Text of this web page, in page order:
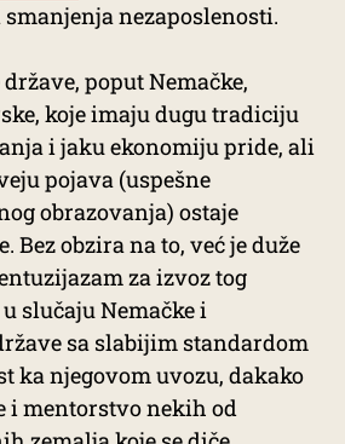
nezaposlenosti.
poput Nemačke,
koje imaju dugu tradiciju
i jaku ekonomiju pride, ali
pojava (uspešne
obrazovanja) ostaje
Bez obzira na to, već je duže
za izvoz tog
slučaju Nemačke i
sa slabijim standardom
ka njegovom uvozu, dakako
i mentorstvo nekih od